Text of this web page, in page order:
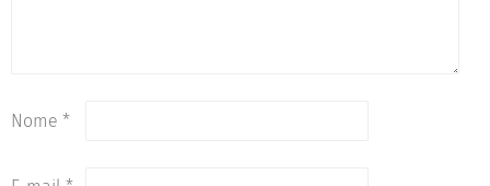
Nome*